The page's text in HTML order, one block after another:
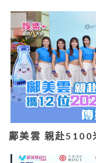
鄺美雲 親赴5100